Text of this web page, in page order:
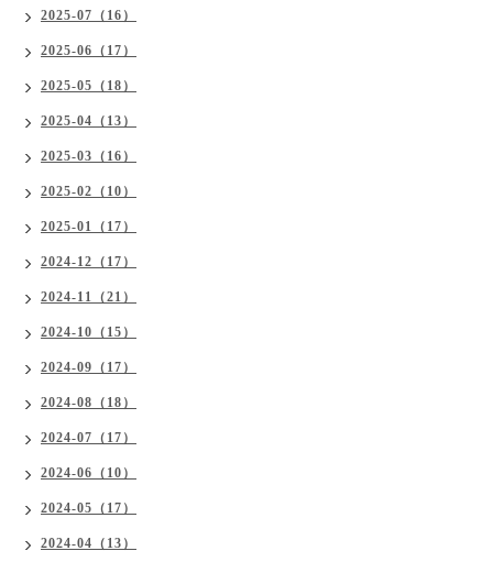
2025-07（16）
2025-06（17）
2025-05（18）
2025-04（13）
2025-03（16）
2025-02（10）
2025-01（17）
2024-12（17）
2024-11（21）
2024-10（15）
2024-09（17）
2024-08（18）
2024-07（17）
2024-06（10）
2024-05（17）
2024-04（13）